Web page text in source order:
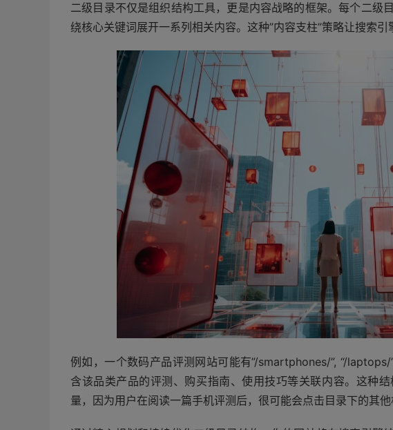
二级目录不仅是组织结构工具，更是内容战略的框架。每个二级
绕核心关键词展开一系列相关内容。这种”内容支柱”策略让搜索引
例如，一个数码产品评测网站可能有”/smartphones/”, “/
含该品类产品的评测、购买指南、使用技巧等关联内容。这种
量，因为用户在阅读一篇手机评测后，很可能会点击目录下的其他